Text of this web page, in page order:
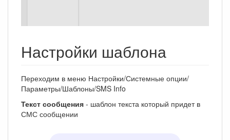
Настройки шаблона
Переходим в меню Настройки/Системные опции/
Параметры/Шаблоны/SMS Info
Текст сообщения - шаблон текста который придет в
СМС сообщении